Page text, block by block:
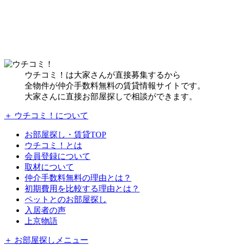
ウチコミ！は大家さんが直接募集するから
全物件が仲介手数料無料の賃貸情報サイトです。
大家さんに直接お部屋探しで相談ができます。
＋ ウチコミ！について
お部屋探し・賃貸TOP
ウチコミ！とは
会員登録について
取材について
仲介手数料無料の理由とは？
初期費用を比較する理由とは？
ペットとのお部屋探し
入居者の声
上京物語
＋ お部屋探しメニュー